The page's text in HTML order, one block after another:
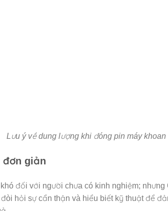
Lưu ý về dung lượng khi đóng pin máy khoan
đơn giản
đối với người chưa có kinh nghiệm;
hỏi sự cẩn thận và hiểu biết kỹ thuật để